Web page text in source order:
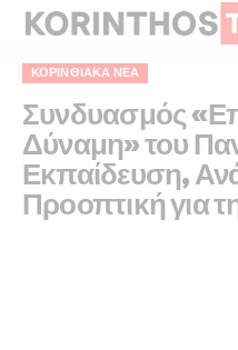
ΚΟΡΙΝΘΙΑΚΆ ΝΈΑ
Συνδυασμός
Δύναμη» του
Εκπαίδευση,
Προοπτική για